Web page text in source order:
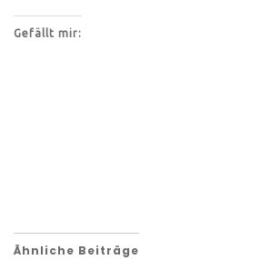
Gefällt mir:
Ähnliche Beiträge